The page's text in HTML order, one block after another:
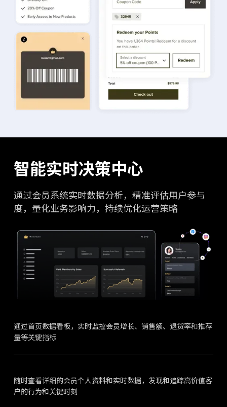
智能实时决策中心
通过会员系统实时数据分析，精准评估用户参与
度，量化业务影响力，持续优化运营策略
通过首页数据看板，实时监控会员增长、销售额、退货率和推荐
量等关键指标
随时查看详细的会员个人资料和实时数据，发现和追踪高价值客
户的行为和关键时刻